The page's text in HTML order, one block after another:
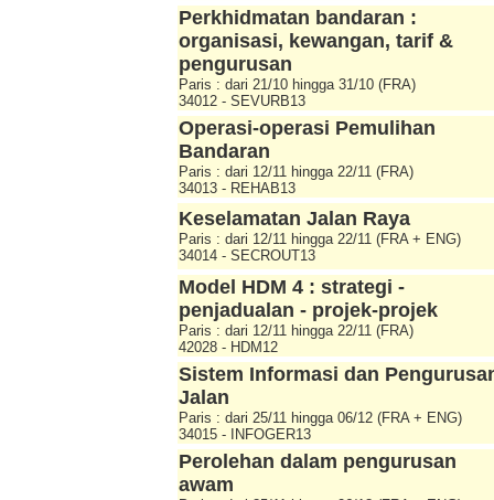
Perkhidmatan bandaran :
organisasi, kewangan, tarif &
pengurusan
Paris : dari 21/10 hingga 31/10 (FRA)
34012 - SEVURB13
Operasi-operasi Pemulihan
Bandaran
Paris : dari 12/11 hingga 22/11 (FRA)
34013 - REHAB13
Keselamatan Jalan Raya
Paris : dari 12/11 hingga 22/11 (FRA + ENG)
34014 - SECROUT13
Model HDM 4 : strategi -
penjadualan - projek-projek
Paris : dari 12/11 hingga 22/11 (FRA)
42028 - HDM12
Sistem Informasi dan
Jalan
Paris : dari 25/11 hingga 06/12 (FRA + ENG)
34015 - INFOGER13
Perolehan dalam pengurusan
awam